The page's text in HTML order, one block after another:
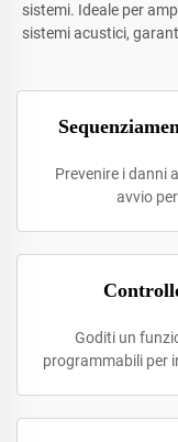
sistemi. Ideale per
sistemi acustici,
Prevenire i danni
avvio
Goditi un
programmabili per